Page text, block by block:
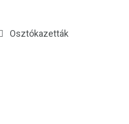
Osztókazetták